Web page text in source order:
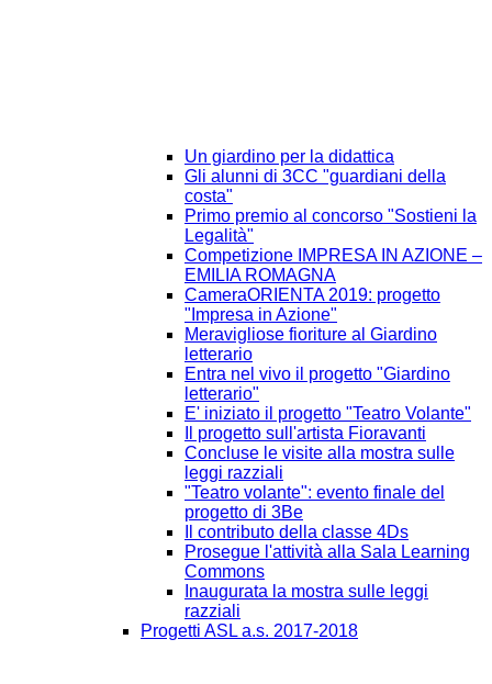
Un giardino per la didattica
Gli alunni di 3CC "guardiani della
costa"
Primo premio al concorso "Sostieni la
Legalità"
Competizione IMPRESA IN AZIONE –
EMILIA ROMAGNA
CameraORIENTA 2019: progetto
"Impresa in Azione"
Meravigliose fioriture al Giardino
letterario
Entra nel vivo il progetto "Giardino
letterario"
E' iniziato il progetto "Teatro Volante"
Il progetto sull'artista Fioravanti
Concluse le visite alla mostra sulle
leggi razziali
"Teatro volante": evento finale del
progetto di 3Be
Il contributo della classe 4Ds
Prosegue l'attività alla Sala Learning
Commons
Inaugurata la mostra sulle leggi
razziali
Progetti ASL a.s. 2017-2018